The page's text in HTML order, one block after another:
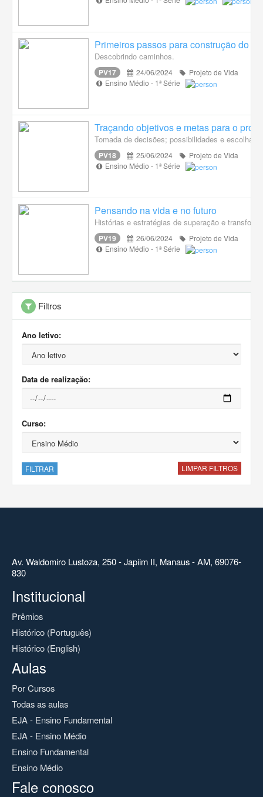
Primeiros passos para construção do
Descobrindo caminhos.
PV17 24/06/2024
Projeto de Vida
Ensino Médio - 1ª Série
Traçando objetivos e metas para o
Tomada de decisões; possibilidades e
PV18 25/06/2024
Projeto de Vida
Ensino Médio - 1ª Série
Pensando na vida e no futuro
Histórias e estratégias de superação e
PV19 26/06/2024
Projeto de Vida
Ensino Médio - 1ª Série
Filtros
Ano letivo:
Data de realização:
Curso:
FILTRAR LIMPAR FILTROS
Av. Waldomiro Lustoza, 250 - Japiim II, Manaus - AM, 69076-
830
Institucional
Prêmios
Histórico (Português)
Histórico (English)
Aulas
Por Cursos
Todas as aulas
EJA - Ensino Fundamental
EJA - Ensino Médio
Ensino Fundamental
Ensino Médio
Fale conosco